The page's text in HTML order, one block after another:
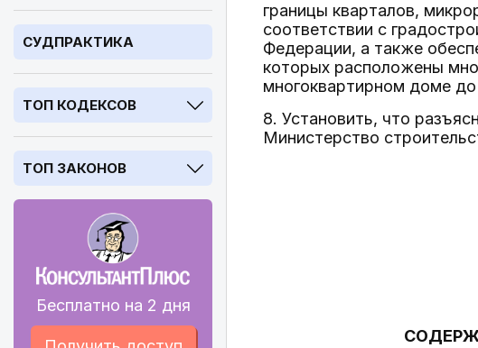
СУДПРАКТИКА
ТОП КОДЕКСОВ
ТОП ЗАКОНОВ
Бесплатно на 2 дня
границы кварталов,
соответствии с
Федерации, а также
которых расположены
многоквартирном доме до
8. Установить, что
Министерство